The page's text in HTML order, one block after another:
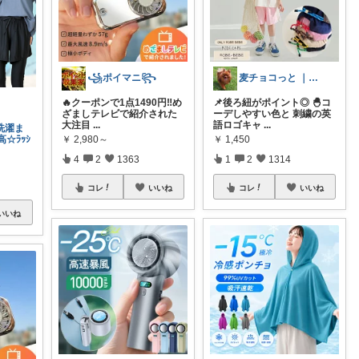
濯ま
☆ﾗｯｼ
いね
꧁ポイマニ꧂
🔥クーポンで1点1490円‼️め
ざましテレビで紹介された
大注目 ...
￥ 2,980～
4 2 1363
コレ いいね
麦チョコっと ｜ キッズ＆ベビー 夏
📌後ろ紐がポイント◎ 🐣コ
ーデしやすい色と 刺繍の英
語ロゴキャ ...
￥ 1,450
1 2 1314
コレ いいね